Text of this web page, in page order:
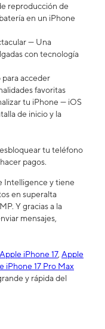
reproducción de
en un iPhone
— Una
con tecnología
acceder
favoritas
tu iPhone — iOS
de inicio y la
tu teléfono
pagos.
Intelligence y tiene
en superalta
Y gracias a la
mensajes,
Apple iPhone 17, Apple
iPhone 17 Pro Max
y rápida del